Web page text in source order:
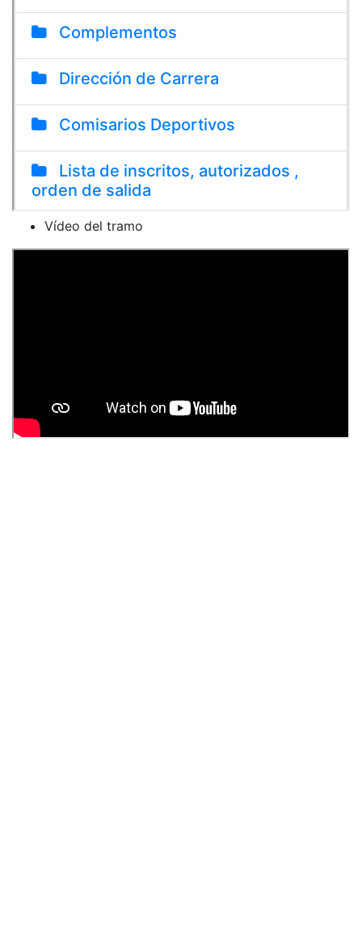
Vídeo del tramo